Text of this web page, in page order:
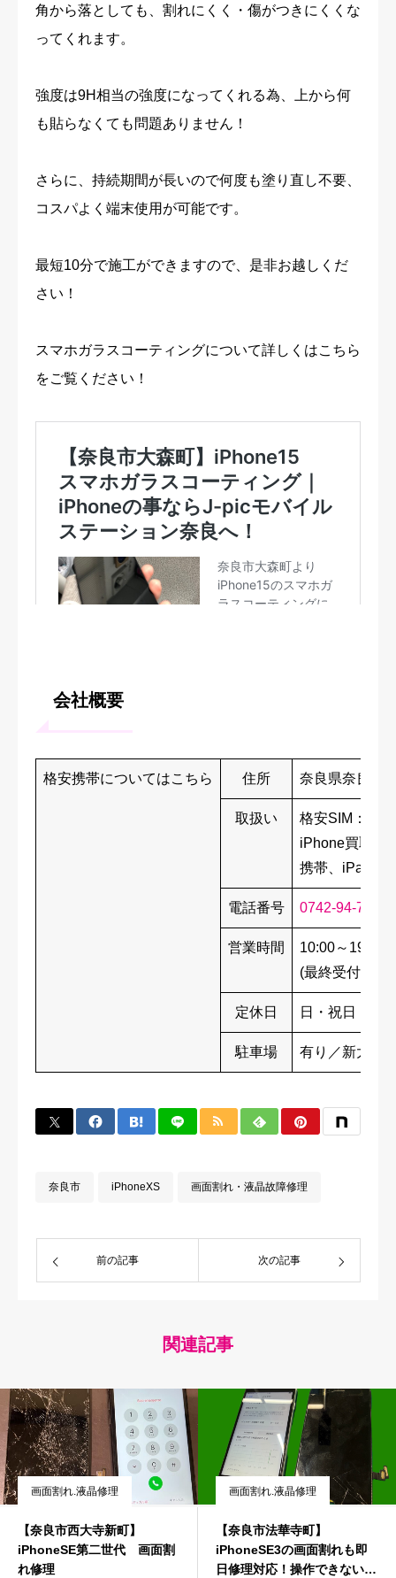
角から落としても、割れにくく・傷がつきにくくな
ってくれます。
強度は9H相当の強度になってくれる為、上から何
も貼らなくても問題ありません！
さらに、持続期間が長いので何度も塗り直し不要、
コスパよく端末使用が可能です。
最短10分で施工ができますので、是非お越しくだ
さい！
スマホガラスコーティングについて詳しくはこちら
をご覧ください！
会社概要
格安携帯についてはこちら 住所 奈良県奈良市
取扱い
格安SIM：
iPhone買取・
携帯、iPad、
電話番号 0742-94-7656
営業時間
10:00～19:00
(最終受付 18
定休日 日・祝日
駐車場 有り／新大宮
奈良市 iPhoneXS 画面割れ・液晶故障修理
前の記事 次の記事
関連記事
画面割れ.液晶修理
【奈良市西大寺新町】
iPhoneSE第二世代 画面割
れ修理
画面割れ.液晶修理
【奈良市法華寺町】
iPhoneSE3の画面割れも即
日修理対応！操作できない・